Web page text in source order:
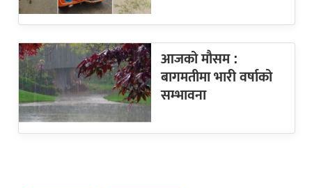
आजको मौसम :
बागमतीमा भारी वर्षाको
सम्भावना